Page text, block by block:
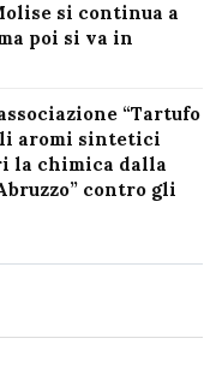
si continua a
poi si va in
“Tartufo
aromi sintetici
la chimica dalla
contro gli